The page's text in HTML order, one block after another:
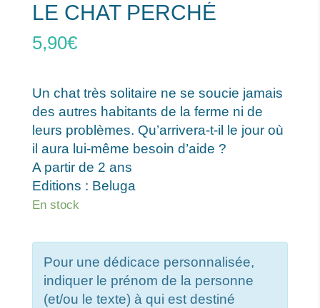
LE CHAT PERCHÉ
5,90€
Un chat très solitaire ne se soucie jamais
des autres habitants de la ferme ni de
leurs problèmes. Qu’arrivera-t-il le jour où
il aura lui-même besoin d’aide ?
A partir de 2 ans
Editions : Beluga
En stock
Pour une dédicace personnalisée,
indiquer le prénom de la personne
(et/ou le texte) à qui est destiné